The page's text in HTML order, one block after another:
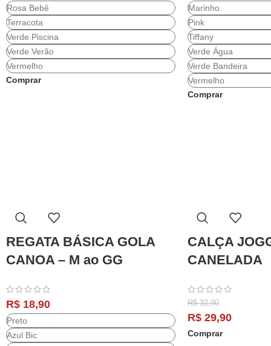
Rosa Bebê
Terracota
Verde Piscina
Verde Verão
Vermelho
Comprar
Marinho
Pink
Tiffany
Verde Água
Verde Bandeira
Vermelho
Comprar
REGATA BÁSICA GOLA
CANOA – M ao GG
R$ 18,90
Preto
Azul Bic
CALÇA
CANELADA
R$32,90
R$ 29,90
Comprar